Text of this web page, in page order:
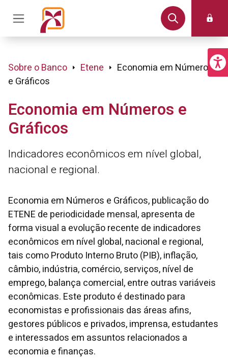
Sobre o Banco Etene
Economia em Números
e Gráficos
Economia em Números e
Gráficos
Indicadores econômicos em nível global,
nacional e regional.
Economia em Números e Gráficos, publicação do
ETENE de periodicidade mensal, apresenta de
forma visual a evolução recente de indicadores
econômicos em nível global, nacional e regional,
tais como Produto Interno Bruto (PIB), inflação,
câmbio, indústria, comércio, serviços, nível de
emprego, balança comercial, entre outras variáveis
econômicas. Este produto é destinado para
economistas e profissionais das áreas afins,
gestores públicos e privados, imprensa, estudantes
e interessados em assuntos relacionados a
economia e finanças.